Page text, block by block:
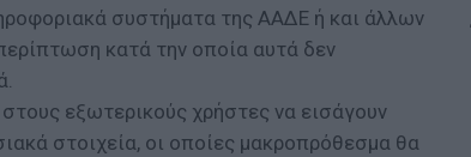
συστήματα της ΑΑΔΕ ή και άλλων
κατά την οποία αυτά δεν
εξωτερικούς χρήστες να εισάγουν
στοιχεία, οι οποίες μακροπρόθεσμα θα